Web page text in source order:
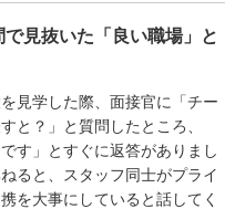
見抜いた「良い職場」と
見学した際、面接官に「チー
と？」と質問したところ、
す」とすぐに返答がありまし
ると、スタッフ同士がプライ
を大事にしていると話してく